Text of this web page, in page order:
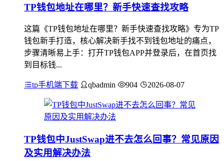
TP钱包地址在哪里？新手快速查找攻略
这篇《TP钱包地址在哪里？新手快速查找攻略》专为TP
钱包新手打造，核心解决新手找不到钱包地址的痛点，
步骤清晰易上手：打开TP钱包APP并登录后，在首页找
到目标钱...
tp手机端下载 qbadmin 904 2026-08-07
TP钱包中JustSwap进不去怎么回事？常见原因
及实用解决办法